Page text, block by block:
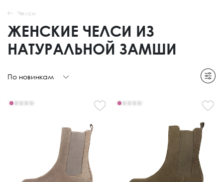
Челси
ЖЕНСКИЕ ЧЕЛСИ ИЗ
НАТУРАЛЬНОЙ ЗАМШИ
По новинкам